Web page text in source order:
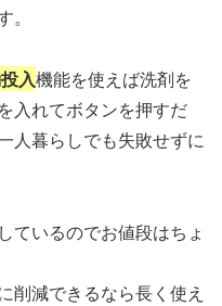
入機能を使えば洗剤を
入れてボタンを押すだ
人暮らしでも失敗せずに
ているのでお値段はちょ
削減できるなら長く使え